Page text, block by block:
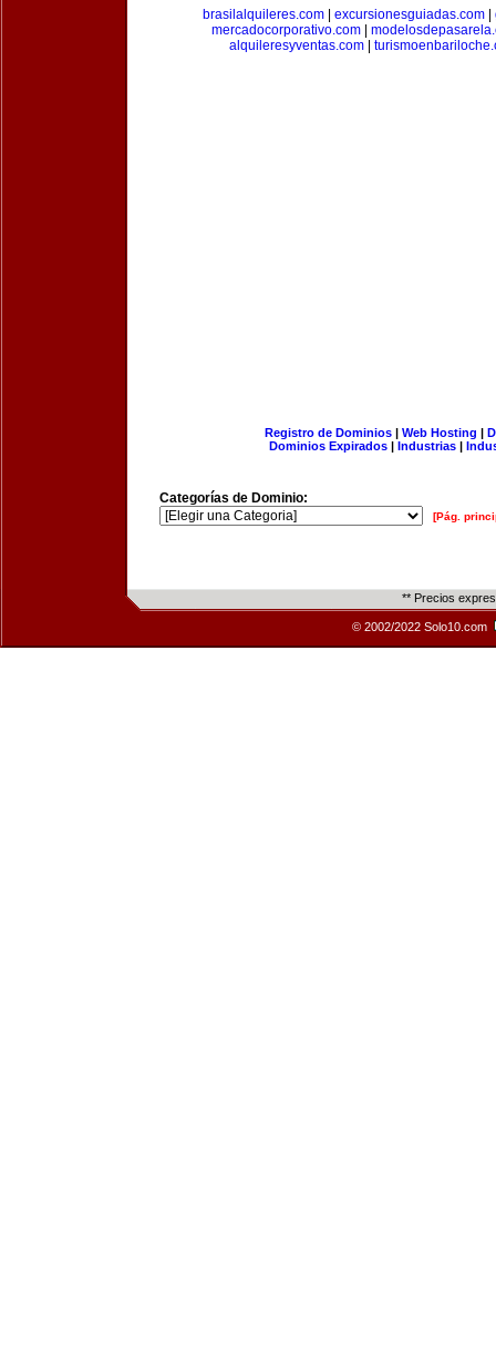
brasilalquileres.com
excursionesguiadas.com
mercadocorporativo.com|
alquileresyventas.com
Registro de Dominios| Web Hosting |
Dominios Expirados | Industrias |
Categorías de Dominio:
[Pág.
** Precios
© 2002/2022 Solo10.com